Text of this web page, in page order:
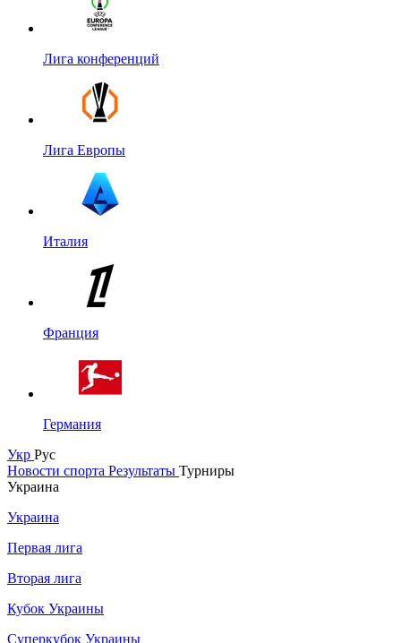
Лига конференций
Лига Европы
Италия
Франция
Германия
Укр Рус
Новости спорта Результаты Турниры
Украина
Украина
Первая лига
Вторая лига
Кубок Украины
Суперкубок Украины